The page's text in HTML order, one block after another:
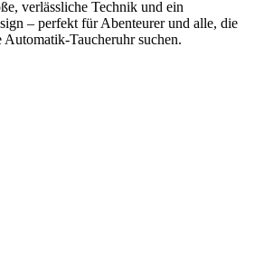
verlässliche Technik und ein
– perfekt für Abenteurer und alle, die
Automatik-Taucheruhr suchen.